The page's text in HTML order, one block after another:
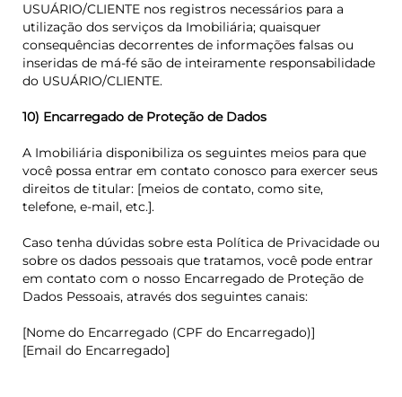
USUÁRIO/CLIENTE nos registros necessários para a
utilização dos serviços da Imobiliária; quaisquer
consequências decorrentes de informações falsas ou
inseridas de má-fé são de inteiramente responsabilidade
do USUÁRIO/CLIENTE.
10) Encarregado de Proteção de Dados
A Imobiliária disponibiliza os seguintes meios para que
você possa entrar em contato conosco para exercer seus
direitos de titular: [meios de contato, como site,
telefone, e-mail, etc.].
Caso tenha dúvidas sobre esta Política de Privacidade ou
sobre os dados pessoais que tratamos, você pode entrar
em contato com o nosso Encarregado de Proteção de
Dados Pessoais, através dos seguintes canais:
[Nome do Encarregado (CPF do Encarregado)]
[Email do Encarregado]